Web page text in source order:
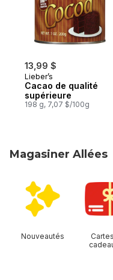
13,99 $
Lieber’s
Cacao de qualité
supérieure
198 g, 7,07 $/100g
Magasiner Allées
Nouveautés